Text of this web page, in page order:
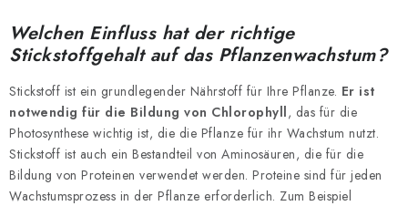
Welchen Einfluss hat der richtige
Stickstoffgehalt auf das Pflanzenwachstum?
Stickstoff ist ein grundlegender Nährstoff für Ihre Pflanze. Er ist
notwendig für die Bildung von Chlorophyll, das für die
Photosynthese wichtig ist, die die Pflanze für ihr Wachstum nutzt.
Stickstoff ist auch ein Bestandteil von Aminosäuren, die für die
Bildung von Proteinen verwendet werden. Proteine sind für jeden
Wachstumsprozess in der Pflanze erforderlich. Zum Beispiel